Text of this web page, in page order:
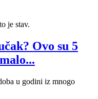
je stav.
Ovo su 5
u godini iz mnogo